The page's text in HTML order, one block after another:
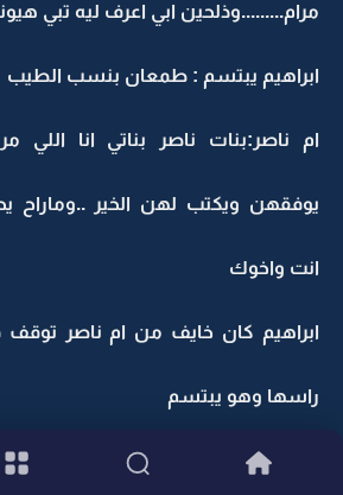
مرام.........وذلحين ابي اعرف ليه تبي
ابراهيم يبتسم : طمعان بنسب الطيب
ام ناصر:بنات ناصر بناتي انا اللي
يوفقهن ويكتب لهن الخير
انت واخوك
ابراهيم كان خايف من ام ناصر
راسها وهو يبتسم
...............